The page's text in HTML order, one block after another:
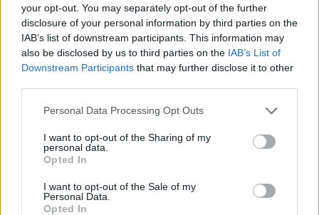
your opt-out. You may separately opt-out of the further
disclosure of your personal information by third parties on the
IAB’s list of downstream participants. This information may
also be disclosed by us to third parties on the IAB’s List of
Downstream Participants that may further disclose it to other
Personal Data Processing Opt Outs
I want to opt-out of the Sharing of my
personal data.
Opted In
I want to opt-out of the Sale of my
Personal Data.
Opted In